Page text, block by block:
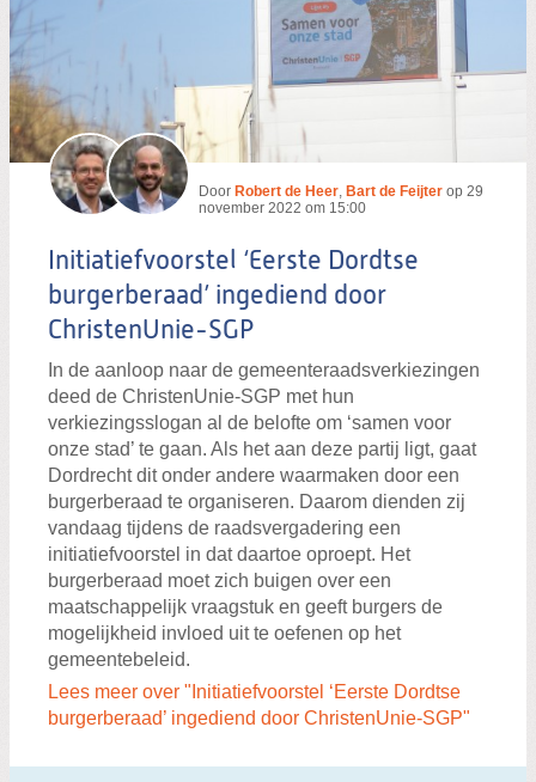
Door Robert de Heer, Bart de Feijter op 29
november 2022 om 15:00
Initiatiefvoorstel ‘Eerste Dordtse
burgerberaad’ ingediend door
ChristenUnie-SGP
In de aanloop naar de gemeenteraadsverkiezingen
deed de ChristenUnie-SGP met hun
verkiezingsslogan al de belofte om ‘samen voor
onze stad’ te gaan. Als het aan deze partij ligt, gaat
Dordrecht dit onder andere waarmaken door een
burgerberaad te organiseren. Daarom dienden zij
vandaag tijdens de raadsvergadering een
initiatiefvoorstel in dat daartoe oproept. Het
burgerberaad moet zich buigen over een
maatschappelijk vraagstuk en geeft burgers de
mogelijkheid invloed uit te oefenen op het
gemeentebeleid.
Lees meer over "Initiatiefvoorstel ‘Eerste Dordtse
burgerberaad’ ingediend door ChristenUnie-SGP"